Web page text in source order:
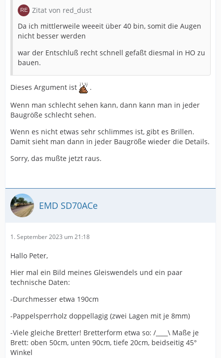
Zitat von red_dust
Da ich mittlerweile weeeit über 40 bin, somit die Augen
nicht besser werden
war der Entschluß recht schnell gefaßt diesmal in HO zu
bauen.
Dieses Argument ist
.
Wenn man schlecht sehen kann, dann kann man in jeder
Baugröße schlecht sehen.
Wenn es nicht etwas sehr schlimmes ist, gibt es Brillen.
Damit sieht man dann in jeder Baugröße wieder die Details.
Sorry, das mußte jetzt raus.
EMD SD70ACe
1. September 2023 um 21:18
Hallo Peter,
Hier mal ein Bild meines Gleiswendels und ein paar
technische Daten:
-Durchmesser etwa 190cm
-Pappelsperrholz doppellagig (zwei Lagen mit je 8mm)
-Viele gleiche Bretter! Bretterform etwa so: /____\ Maße je
Brett: oben 50cm, unten 90cm, tiefe 20cm, beidseitig 45°
Winkel